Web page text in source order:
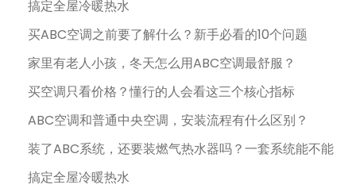
搞定全屋冷暖热水
买ABC空调之前要了解什么？新手必看的10个问题
家里有老人小孩，冬天怎么用ABC空调最舒服？
买空调只看价格？懂行的人会看这三个核心指标
ABC空调和普通中央空调，安装流程有什么区别？
装了ABC系统，还要装燃气热水器吗？一套系统能不能
搞定全屋冷暖热水